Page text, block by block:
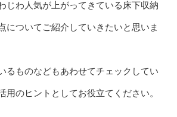
じわ人気が上がってきている床下収納
についてご紹介していきたいと思いま
るものなどもあわせてチェックしてい
用のヒントとしてお役立てください。